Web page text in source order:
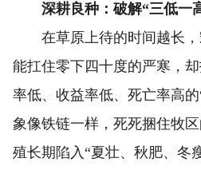
深耕良种：破解“三低一
在草原上待的时间越长，
能扛住零下四十度的严寒，
率低、收益率低、死亡率高
象像铁链一样，死死捆住牧
殖长期陷入“夏壮、秋肥、冬